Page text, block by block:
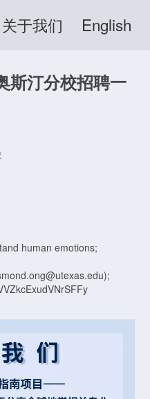
关于我们 English
斯汀分校招聘一
human emotions;